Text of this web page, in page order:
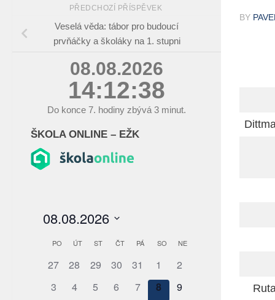
BY
PŘEDCHOZÍ PŘÍSPĚVEK
Veselá věda: tábor pro budoucí
prvňáčky a školáky na 1. stupni
08.08.2026
14:12:39
Do konce 7. hodiny zbývá 3 minut.
ŠKOLA ONLINE – EŽK